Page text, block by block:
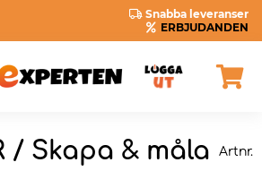
Snabba leveranser
ERBJUDANDEN
/ Skapa & måla Artnr.